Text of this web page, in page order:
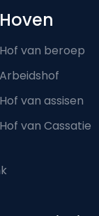
Hoven
Hof van beroep
Arbeidshof
Hof van assisen
Hof van Cassatie